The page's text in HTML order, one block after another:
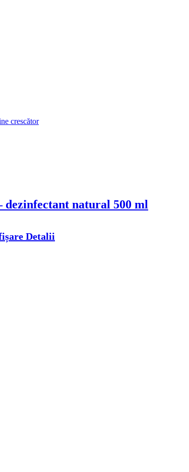
crescător
natural 500 ml
Detalii